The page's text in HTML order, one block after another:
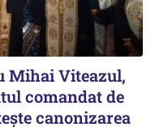
Mihai Viteazul,
comandat de
canonizarea